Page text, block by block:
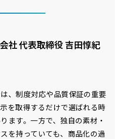
社 代表取締役 吉田惇紀
、制度対応や品質保証の重要
を取得するだけで選ばれる時
ます。一方で、独自の素材・
を持っていても、商品化の過